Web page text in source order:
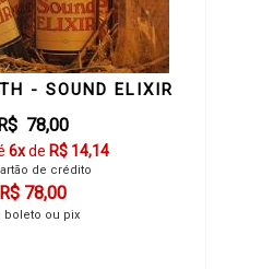
- SOUND ELIXIR
78,00
6xde R$ 14,14
de crédito
R$ 78,00
boleto ou pix